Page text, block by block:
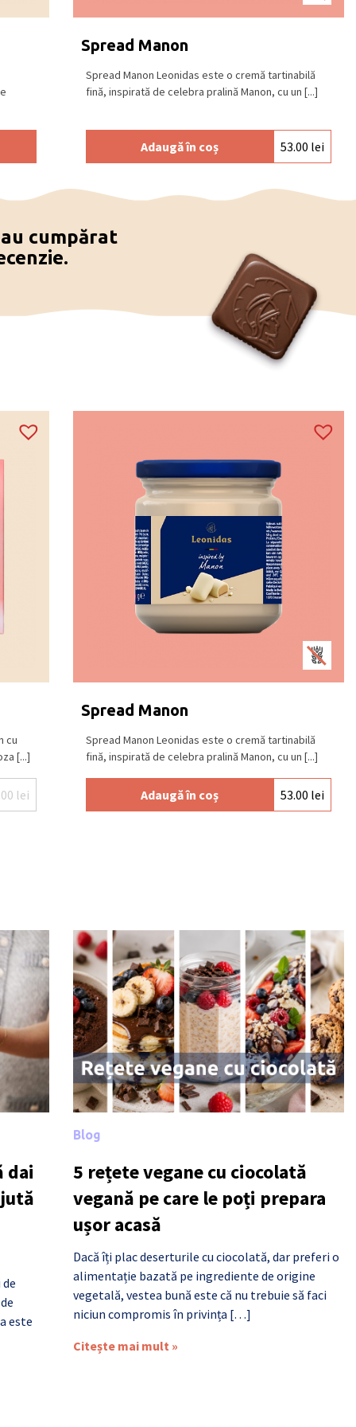
Spread Manon
Spread Manon Leonidas este o cremă tartinabilă
fină, inspirată de celebra pralină Manon, cu un [...]
Adaugă în coș 53.00 lei
cumpărat
cu
[...]
lei
Spread Manon
Spread Manon Leonidas este o cremă tartinabilă
fină, inspirată de celebra pralină Manon, cu un [...]
Adaugă în coș 53.00 lei
dai
este
Blog
5 rețete vegane cu ciocolată
vegană pe care le poți prepara
ușor acasă
Dacă îți plac deserturile cu ciocolată, dar preferi o
alimentație bazată pe ingrediente de origine
vegetală, vestea bună este că nu trebuie să faci
niciun compromis în privința […]
Citește mai mult »